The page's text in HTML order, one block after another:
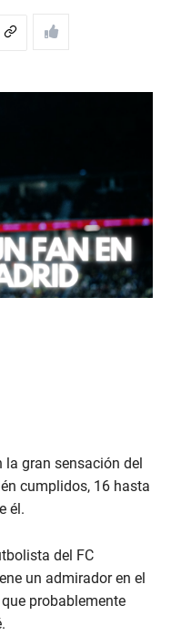
gran sensación del
cumplidos, 16 hasta
él.
del FC
un admirador en el
probablemente